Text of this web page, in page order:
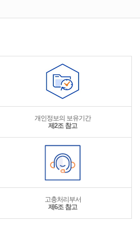
개인정보의 보유기간
제2조 참고
고충처리부서
제6조 참고